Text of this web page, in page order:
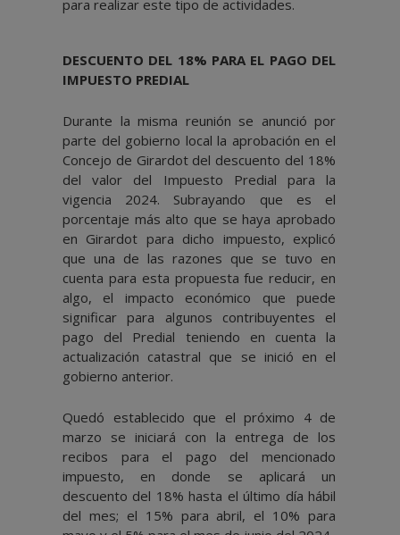
para realizar este tipo de actividades.
DESCUENTO DEL 18% PARA EL PAGO DEL
IMPUESTO PREDIAL
Durante la misma reunión se anunció por
parte del gobierno local la aprobación en el
Concejo de Girardot del descuento del 18%
del valor del Impuesto Predial para la
vigencia 2024. Subrayando que es el
porcentaje más alto que se haya aprobado
en Girardot para dicho impuesto, explicó
que una de las razones que se tuvo en
cuenta para esta propuesta fue reducir, en
algo, el impacto económico que puede
significar para algunos contribuyentes el
pago del Predial teniendo en cuenta la
actualización catastral que se inició en el
gobierno anterior.
Quedó establecido que el próximo 4 de
marzo se iniciará con la entrega de los
recibos para el pago del mencionado
impuesto, en donde se aplicará un
descuento del 18% hasta el último día hábil
del mes; el 15% para abril, el 10% para